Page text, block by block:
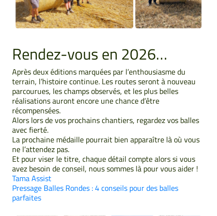
Rendez-vous en 2026…
Après deux éditions marquées par l’enthousiasme du
terrain, l’histoire continue. Les routes seront à nouveau
parcourues, les champs observés, et les plus belles
réalisations auront encore une chance d’être
récompensées.
Alors lors de vos prochains chantiers, regardez vos balles
avec fierté.
La prochaine médaille pourrait bien apparaître là où vous
ne l’attendez pas.
Et pour viser le titre, chaque détail compte alors si vous
avez besoin de conseil, nous sommes là pour vous aider !
Tama Assist
Pressage Balles Rondes : 4 conseils pour des balles
parfaites